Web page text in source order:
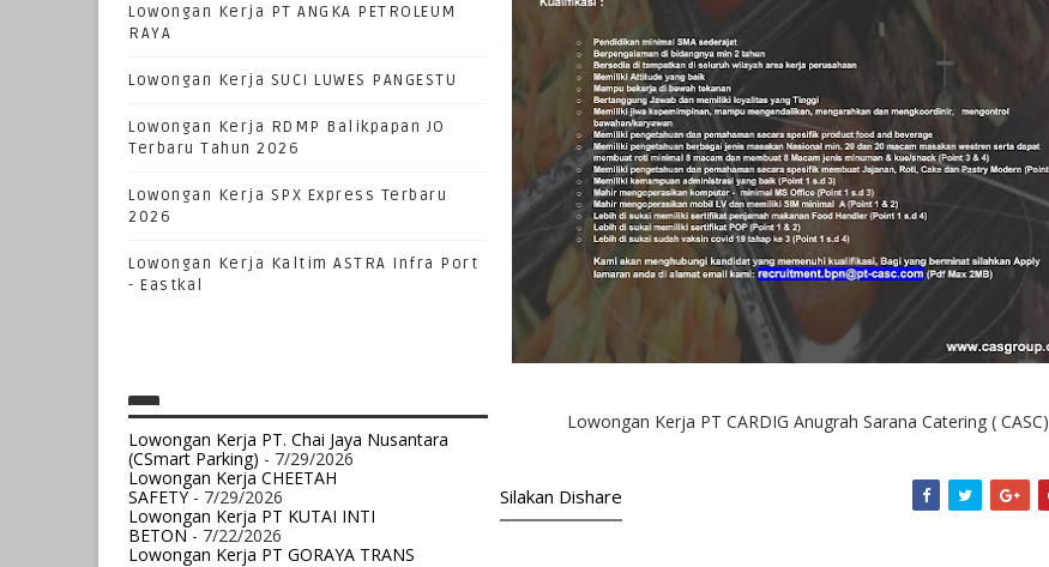
Lowongan Kerja PT ANGKA PETROLEUM
RAYA
Lowongan Kerja SUCI LUWES PANGESTU
Lowongan Kerja RDMP Balikpapan JO
Terbaru Tahun 2026
Lowongan Kerja SPX Express Terbaru
2026
Lowongan Kerja Kaltim ASTRA Infra Port
- Eastkal
Lowongan Kerja PT. Chai Jaya Nusantara
(CSmart Parking) - 7/29/2026
Lowongan Kerja CHEETAH
SAFETY- 7/29/2026
Lowongan Kerja PT KUTAI INTI
BETON- 7/22/2026
Lowongan Kerja PT GORAYA TRANS
Lowongan Kerja PT CARDIG Anugrah Sarana Catering ( CASC)
Silakan Dishare